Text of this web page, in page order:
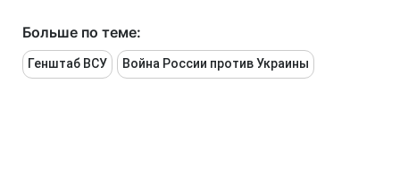
Больше по теме:
Генштаб ВСУ Война России против Украины